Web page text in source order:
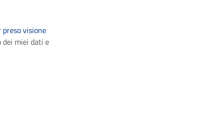
visione
miei dati e